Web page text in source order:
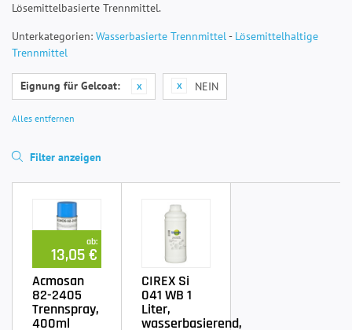
Lösemittelbasierte Trennmittel.
Unterkategorien: Wasserbasierte Trennmittel- Lösemittelhaltige
Trennmittel
Eignung für Gelcoat: NEIN
Alles entfernen
Filter anzeigen
ab:
13,05 €
Acmosan
82-2405
Trennspray,
400ml
CIREX Si
041 WB 1
Liter,
wasserbasierend,